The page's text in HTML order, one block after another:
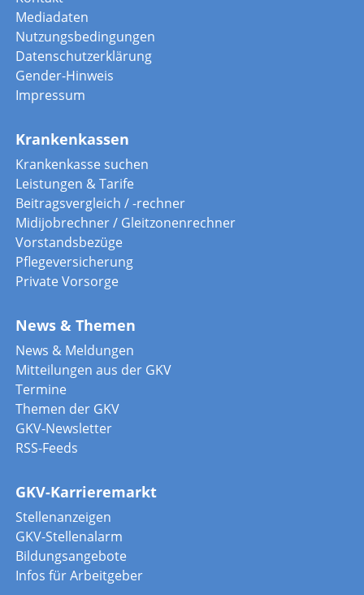
Mediadaten
Nutzungsbedingungen
Datenschutzerklärung
Gender-Hinweis
Impressum
Krankenkassen
Krankenkasse suchen
Leistungen & Tarife
Beitragsvergleich / -rechner
Midijobrechner / Gleitzonenrechner
Vorstandsbezüge
Pflegeversicherung
Private Vorsorge
News & Themen
News & Meldungen
Mitteilungen aus der GKV
Termine
Themen der GKV
GKV-Newsletter
RSS-Feeds
GKV-Karrieremarkt
Stellenanzeigen
GKV-Stellenalarm
Bildungsangebote
Infos für Arbeitgeber